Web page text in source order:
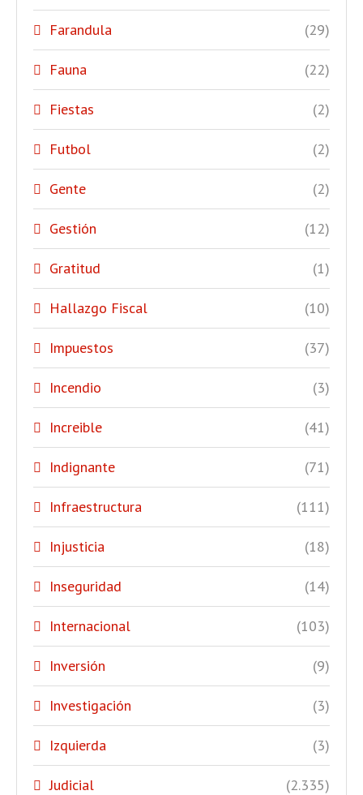
Farandula (29)
Fauna (22)
Fiestas (2)
Futbol (2)
Gente (2)
Gestión (12)
Gratitud (1)
Hallazgo Fiscal (10)
Impuestos (37)
Incendio (3)
Increible (41)
Indignante (71)
Infraestructura (111)
Injusticia (18)
Inseguridad (14)
Internacional (103)
Inversión (9)
Investigación (3)
Izquierda (3)
Judicial (2.335)